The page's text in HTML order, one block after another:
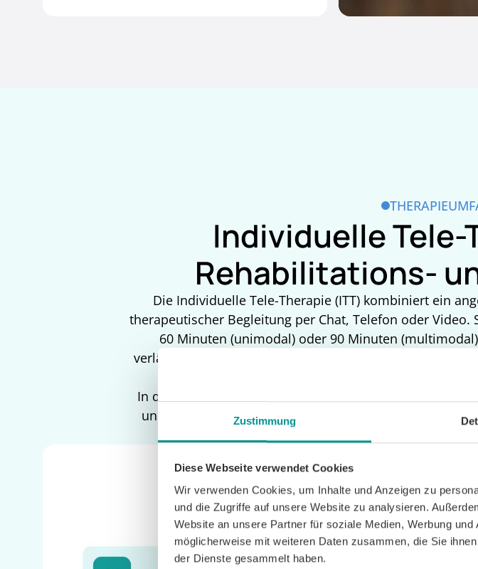
Zustimmung
Diese Webseite verwendet Cookies
Wir verwenden Cookies, um Inhalte und Anzeigen zu
und die Zugriffe auf unsere Website zu analysieren.
Website an unsere Partner für soziale Medien, Werbung
möglicherweise mit weiteren Daten zusammen, die Sie
der Dienste gesammelt haben.
Individuelle
Rehabilitations-
Die Individuelle Tele-Therapie (ITT) kombiniert ein
therapeutischer Begleitung per Chat, Telefon oder
60 Minuten (unimodal) oder 90 Minuten
verlängert werden. Einweisung und Therapiebeginn
In der Nachsorgephase der ITT sind die Einrichtungen
und Patienten sicherzustellen – entweder durch